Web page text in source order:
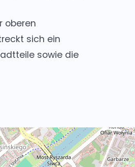
oberen
sich ein
sowie die